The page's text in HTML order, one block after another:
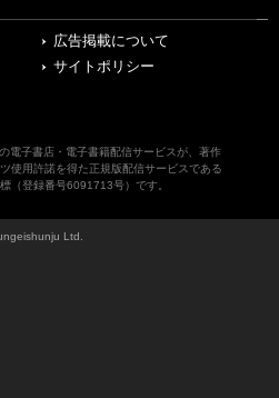
広告掲載について
サイトポリシー
電子書店・電子書籍配信サービスが、著作
使用許諾を得た正規版配信サービスである
（登録番号6091713号）です。
Ltd.